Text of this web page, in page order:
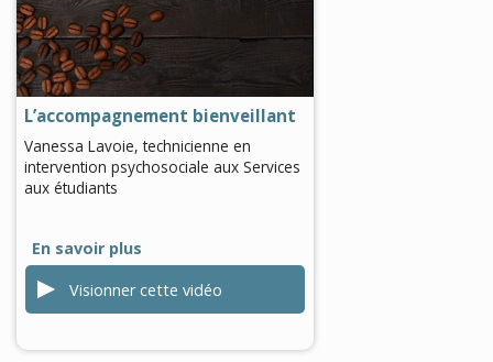
0
seconds
of
0
seconds
L’accompagnement bienveillant
Vanessa Lavoie, technicienne en
intervention psychosociale aux Services
aux étudiants
En savoir plus
Visionner cette vidéo